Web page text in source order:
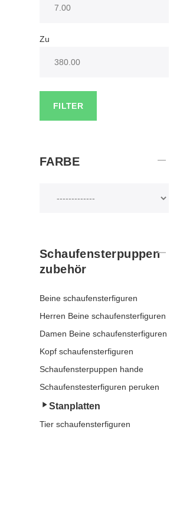
Zu
FILTER
FARBE
Schaufensterpuppen
zubehör
Beine schaufensterfiguren
Herren Beine schaufensterfiguren
Damen Beine schaufensterfiguren
Kopf schaufensterfiguren
Schaufensterpuppen hande
Schaufenstesterfiguren peruken
Stanplatten
Tier schaufensterfiguren